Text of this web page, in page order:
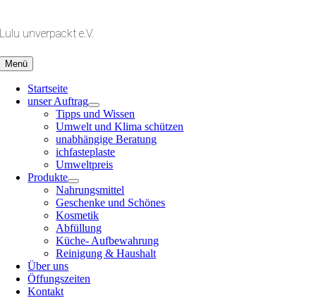
springen
Lulu unverpackt e.V.
Menü
Startseite
unser Auftrag
Tipps und Wissen
Umwelt und Klima schützen
unabhängige Beratung
ichfasteplaste
Umweltpreis
Produkte
Nahrungsmittel
Geschenke und Schönes
Kosmetik
Abfüllung
Küche- Aufbewahrung
Reinigung & Haushalt
Über uns
Öffungszeiten
Kontakt